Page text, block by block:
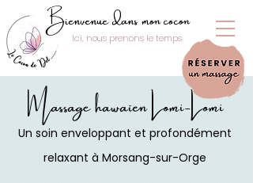
Bienvenue dans mon cocon
Ici, nous prenons le temps
Massage hawaïen Lomi-Lomi
Un soin enveloppant et profondément
relaxant à Morsang-sur-Orge